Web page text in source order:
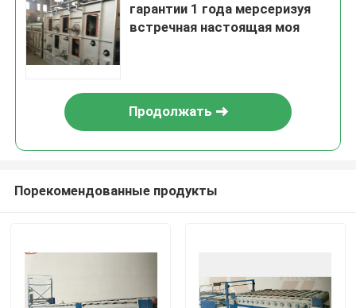
гарантии 1 года мерсеризуя
встречная настоящая моя
Продолжать
Порекомендованные продукты